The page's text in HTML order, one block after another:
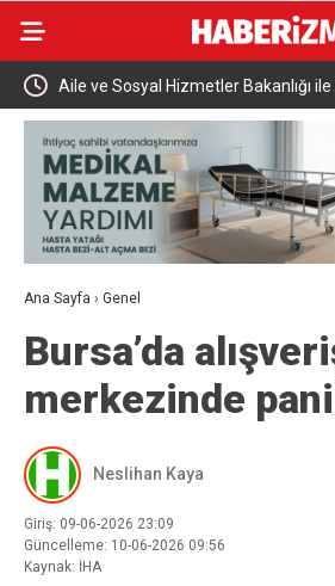
Bakan Kurum’un katılımıyla
sahibinin konutu belirlendi
Ana Sayfa › Genel
Bursa’da
merkezinde
Neslihan Kaya
Giriş: 09-06-2026 23:09
Güncelleme: 10-06-2026 09:56
Kaynak: İHA